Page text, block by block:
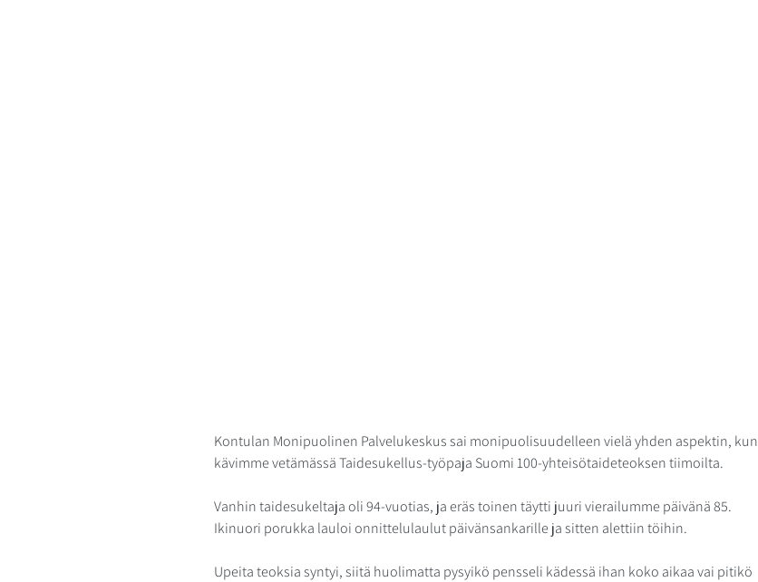
Kontulan Monipuolinen Palvelukeskus sai monipuolisuudelleen vielä yhden aspektin, kun
kävimme vetämässä Taidesukellus-työpaja Suomi 100-yhteisötaideteoksen tiimoilta.
Vanhin taidesukeltaja oli 94-vuotias, ja eräs toinen täytti juuri vierailumme päivänä 85.
Ikinuori porukka lauloi onnittelulaulut päivänsankarille ja sitten alettiin töihin.
Upeita teoksia syntyi, siitä huolimatta pysyikö pensseli kädessä ihan koko aikaa vai pitikö